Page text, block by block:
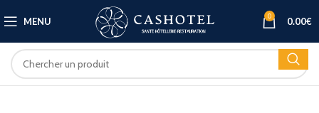
MENU 0 0.00€